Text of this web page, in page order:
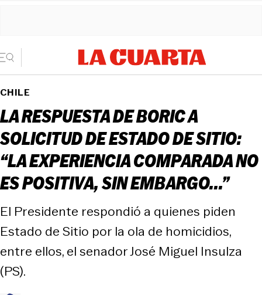
CHILE
LA RESPUESTA DE BORIC A
SOLICITUD DE ESTADO DE SITIO:
“LA EXPERIENCIA COMPARADA NO
ES POSITIVA, SIN EMBARGO...”
El Presidente respondió a quienes piden
Estado de Sitio por la ola de homicidios,
entre ellos, el senador José Miguel Insulza
(PS).